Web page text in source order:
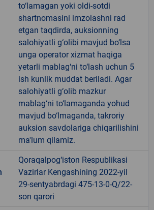
to‘lamagan yoki oldi-sotdi
shartnomasini imzolashni rad
etgan taqdirda, auksionning
salohiyatli g‘olibi mavjud bo‘lsa
unga operator xizmat haqiga
yetarli mablag‘ni to‘lash uchun 5
ish kunlik muddat beriladi. Agar
salohiyatli g‘olib mazkur
mablag‘ni to‘lamaganda yohud
mavjud bo‘lmaganda, takroriy
auksion savdolariga chiqarilishini
ma'lum qilamiz.
Qoraqalpog‘iston Respublikasi
Vazirlar Kengashining 2022-yil
29-sentyabrdagi 475-13-0-Q/22-
son qarori